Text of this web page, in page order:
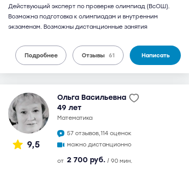
Действующий эксперт по проверке олимпиад (ВсОШ).
Возможна подготовка к олимпиадам и внутренним
экзаменам. Возможны дистанционные занятия
Подробнее Отзывы 61 Написать
9,5
Ольга Васильевна
49 лет
математика
57 отзывов,114 оценок
можно дистанционно
от 2 700 руб. / 90 мин.